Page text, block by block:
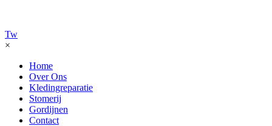
Tw
×
Home
Over Ons
Kledingreparatie
Stomerij
Gordijnen
Contact